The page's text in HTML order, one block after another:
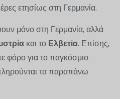
ετησίως στη Γερμανία.
μόνο στη Γερμανία, αλλά
και το Ελβετία. Επίσης,
φόρο για το παγκόσμιο
τα παραπάνω